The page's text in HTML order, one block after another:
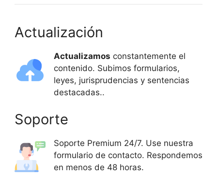
Actualización
Actualizamos constantemente el
contenido. Subimos formularios,
leyes, jurisprudencias y sentencias
destacadas..
Soporte
Soporte Premium 24/7. Use nuestra
formulario de contacto. Respondemos
en menos de 48 horas.